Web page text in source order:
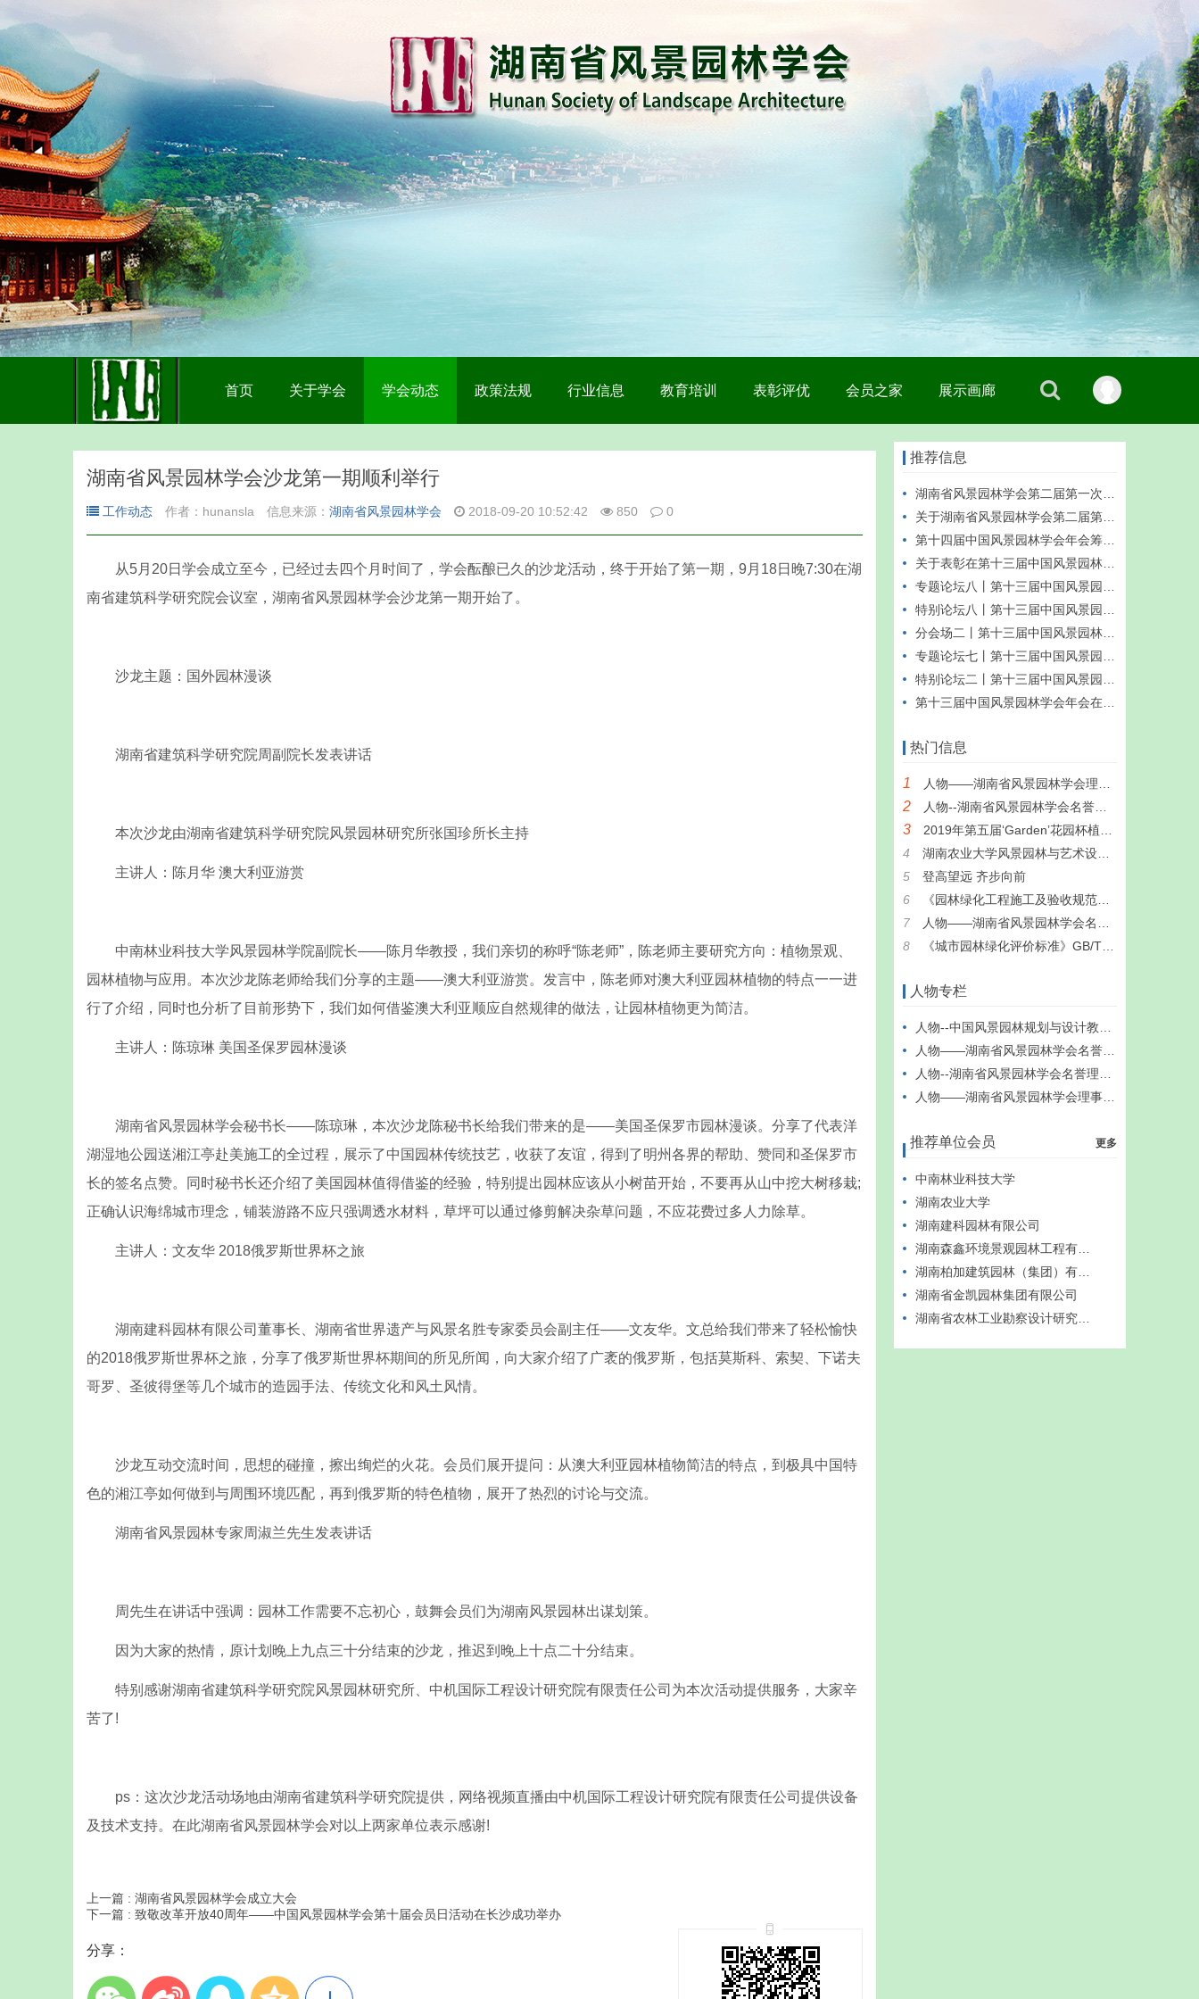
首页 关于学会 学会动态 政策法规 行业信息 教育培训 表彰评优 会员之家 展示画廊
湖南省风景园林学会沙龙第一期顺利举行
工作动态 作者：hunansla 信息来源： 湖南省风景园林学会 2018-09-20 10:52:42 850 0
从5月20日学会成立至今，已经过去四个月时间了，学会酝酿已久的沙龙活动，终于开始了第一期，9月18日晚7:30在湖
南省建筑科学研究院会议室，湖南省风景园林学会沙龙第一期开始了。
沙龙主题：国外园林漫谈
湖南省建筑科学研究院周副院长发表讲话
本次沙龙由湖南省建筑科学研究院风景园林研究所张国珍所长主持
主讲人：陈月华 澳大利亚游赏
中南林业科技大学风景园林学院副院长——陈月华教授，我们亲切的称呼“陈老师”，陈老师主要研究方向：植物景观、
园林植物与应用。本次沙龙陈老师给我们分享的主题——澳大利亚游赏。发言中，陈老师对澳大利亚园林植物的特点一一进
行了介绍，同时也分析了目前形势下，我们如何借鉴澳大利亚顺应自然规律的做法，让园林植物更为简洁。
主讲人：陈琼琳 美国圣保罗园林漫谈
湖南省风景园林学会秘书长——陈琼琳，本次沙龙陈秘书长给我们带来的是——美国圣保罗市园林漫谈。分享了代表洋
湖湿地公园送湘江亭赴美施工的全过程，展示了中国园林传统技艺，收获了友谊，得到了明州各界的帮助、赞同和圣保罗市
长的签名点赞。同时秘书长还介绍了美国园林值得借鉴的经验，特别提出园林应该从小树苗开始，不要再从山中挖大树移栽;
正确认识海绵城市理念，铺装游路不应只强调透水材料，草坪可以通过修剪解决杂草问题，不应花费过多人力除草。
主讲人：文友华 2018俄罗斯世界杯之旅
湖南建科园林有限公司董事长、湖南省世界遗产与风景名胜专家委员会副主任——文友华。文总给我们带来了轻松愉快
的2018俄罗斯世界杯之旅，分享了俄罗斯世界杯期间的所见所闻，向大家介绍了广袤的俄罗斯，包括莫斯科、索契、下诺夫
哥罗、圣彼得堡等几个城市的造园手法、传统文化和风土风情。
沙龙互动交流时间，思想的碰撞，擦出绚烂的火花。会员们展开提问：从澳大利亚园林植物简洁的特点，到极具中国特
色的湘江亭如何做到与周围环境匹配，再到俄罗斯的特色植物，展开了热烈的讨论与交流。
湖南省风景园林专家周淑兰先生发表讲话
周先生在讲话中强调：园林工作需要不忘初心，鼓舞会员们为湖南风景园林出谋划策。
因为大家的热情，原计划晚上九点三十分结束的沙龙，推迟到晚上十点二十分结束。
特别感谢湖南省建筑科学研究院风景园林研究所、中机国际工程设计研究院有限责任公司为本次活动提供服务，大家辛
苦了!
ps：这次沙龙活动场地由湖南省建筑科学研究院提供，网络视频直播由中机国际工程设计研究院有限责任公司提供设备
及技术支持。在此湖南省风景园林学会对以上两家单位表示感谢!
上一篇 : 湖南省风景园林学会成立大会
下一篇 : 致敬改革开放40周年——中国风景园林学会第十届会员日活动在长沙成功举办
分享：
推荐信息
湖南省风景园林学会第二届第一次会员代表大会隆重召开，选举产生新一届理事会
关于湖南省风景园林学会第二届第一次会员代表大会的通知
第十四届中国风景园林学会年会筹办工作座谈会在长沙成功召开
关于表彰在第十三届中国风景园林学会年会中表现突出的会员单位及会员的通知
专题论坛八丨第十三届中国风景园林学会年会设计施工一体化专题论坛成功举办
特别论坛八丨第十三届中国风景园林学会年会风景园林与长株潭发展特别论坛成功举办
分会场二丨第十三届中国风景园林学会年会城市风景园林分会场成功举办
专题论坛七丨第十三届中国风景园林学会年会风景园林文化与美学专题论坛成功举办
特别论坛二丨第十三届中国风景园林学会年会以人民为中心的城市设计圆桌论坛成功举办
第十三届中国风景园林学会年会在长沙盛大开幕
热门信息
1 人物——湖南省风景园林学会理事长 沈守云教授
2 人物--湖南省风景园林学会名誉理事长 熊兴耀教授
3
2019年第五届‘Garden’花园杯植物景观设计竞赛”评奖结果
4
湖南农业大学风景园林与艺术设计学院领导到访学会
5
登高望远 齐步向前
6
《园林绿化工程施工及验收规范》CJJ82-2012
7
人物——湖南省风景园林学会名誉理事长 周淑兰先生
8
《城市园林绿化评价标准》GB/T50563-2010
人物专栏
人物--中国风景园林规划与设计教育家 孟兆祯
人物——湖南省风景园林学会名誉理事长 周淑兰先生
人物--湖南省风景园林学会名誉理事长 熊兴耀教授
人物——湖南省风景园林学会理事长 沈守云教授
推荐单位会员 更多
中南林业科技大学
湖南农业大学
湖南建科园林有限公司
湖南森鑫环境景观园林工程有限公司
湖南柏加建筑园林（集团）有限公司
湖南省金凯园林集团有限公司
湖南省农林工业勘察设计研究总院